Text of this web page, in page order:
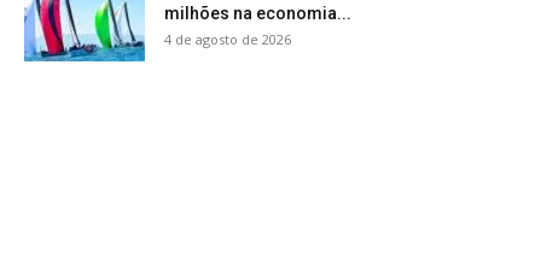
milhões na economia...
4 de agosto de 2026